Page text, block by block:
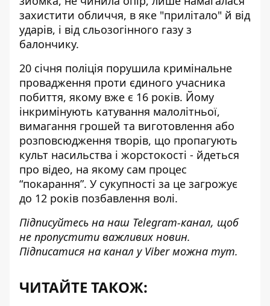
захистити обличчя, в яке "прилітало" й від
ударів, і від сльозогінного газу з
балончику.
20 січня поліція порушила кримінальне
провадження проти єдиного учасника
побиття, якому вже є 16 років. Йому
інкримінують катування малолітньої,
вимагання грошей та виготовлення або
розповсюдження творів, що пропагують
культ насильства і жорстокості - йдеться
про відео, на якому сам процес
“покарання”. У сукупності за це загрожує
до 12 років позбавлення волі.
Підписуйтесь на наш Telegram-канал, щоб
не пропустити важливих новин.
Підписатися на канал у Viber можна тут.
ЧИТАЙТЕ ТАКОЖ: